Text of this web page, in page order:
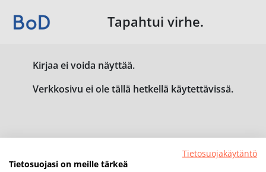
Tapahtui virhe.
Kirjaa ei voida näyttää.
Verkkosivu ei ole tällä hetkellä käytettävissä.
Tietosuojakäytäntö
Tietosuojasi on meille tärkeä